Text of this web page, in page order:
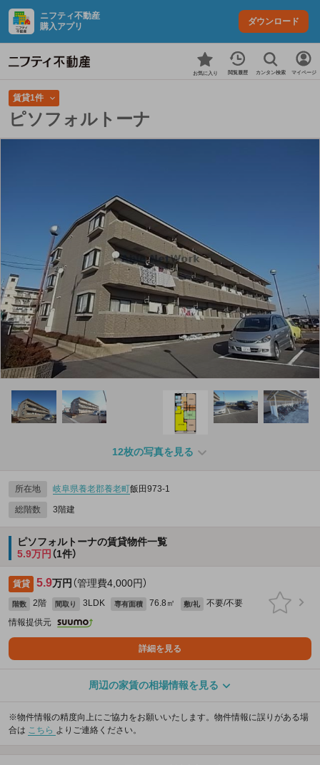
ニフティ不動産
購入アプリ
ダウンロード
お気に入り 閲覧履歴 カンタン検索 マイページ
賃貸1件
ピソフォルトーナ
12枚の写真を見る
所在地 岐阜県養老郡養老町飯田973‐1
総階数 3階建
ピソフォルトーナの賃貸物件一覧
5.9万円 （1件）
賃貸 5.9万円 （管理費4,000円）
階数 2階 間取り 3LDK 専有面積 76.8㎡ 敷/礼
不要/不要
情報提供元
詳細を見る
周辺の家賃の相場情報を見る
※物件情報の精度向上にご協力をお願いいたします。物件情報に誤りがある場
合は こちら よりご連絡ください。